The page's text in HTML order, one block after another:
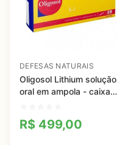
DEFESAS NATURAIS
Oligosol Lithium solução
oral em ampola - caixa
R$ 499,00